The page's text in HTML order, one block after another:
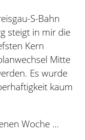
S-Bahn
steigt in mir die
Kern
Mitte
Es wurde
kaum
Woche …